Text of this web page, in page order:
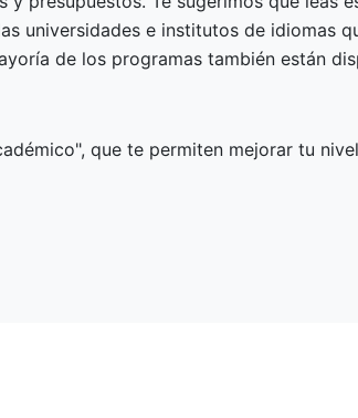
universidades e institutos de idiomas
de los programas también están
que te permiten mejorar tu